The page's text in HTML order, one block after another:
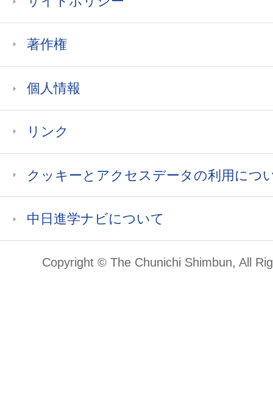
著作権
個人情報
リンク
クッキーとアクセスデータの利用につ
中日進学ナビについて
Copyright © The Chunichi Shimbun, All